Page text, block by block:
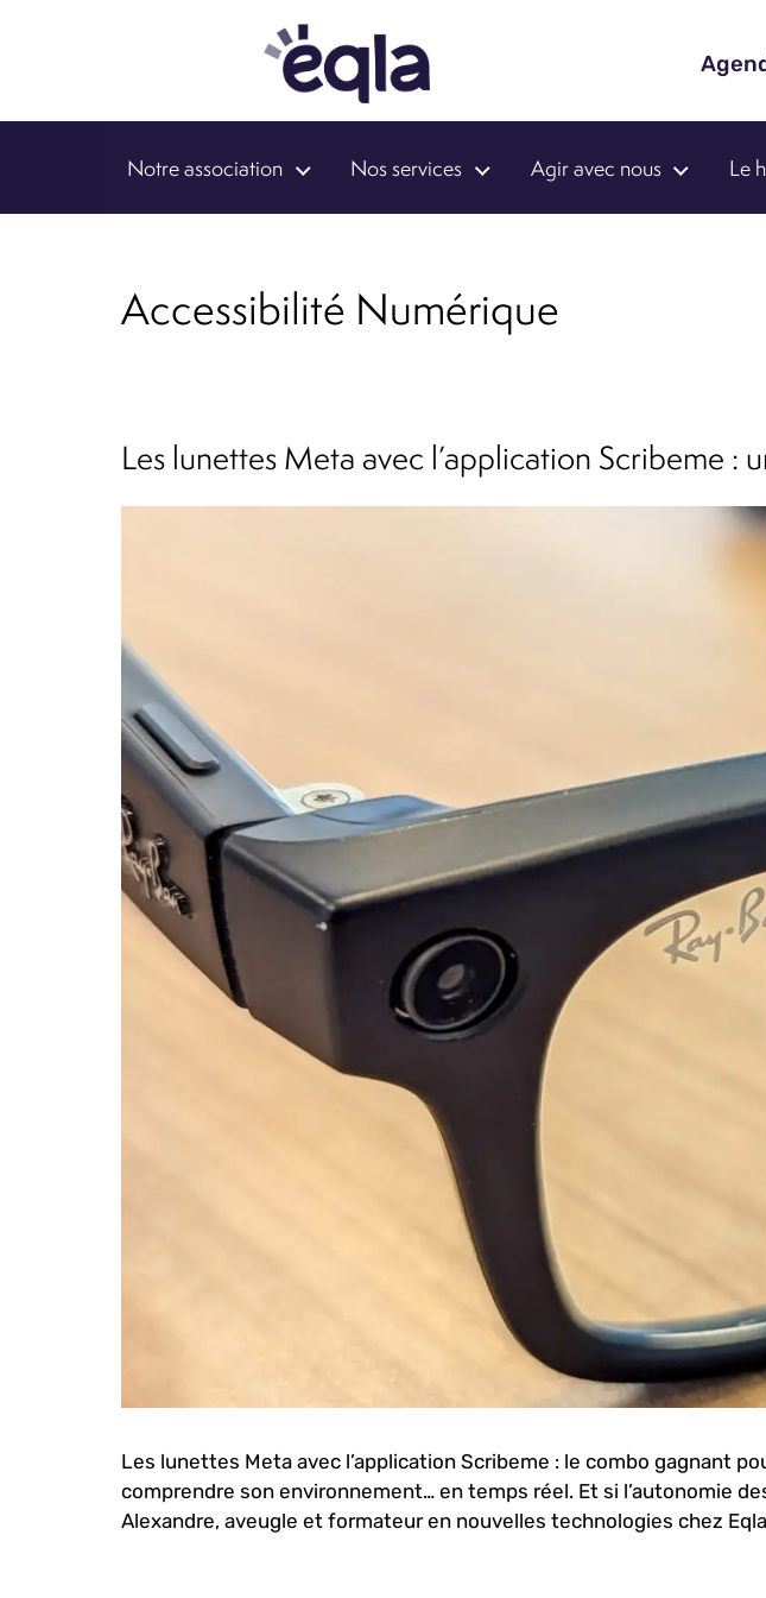
Notre association Nos services Agir avec nous Le
Accessibilité Numérique
Les lunettes Meta avec l’application Scribeme :
Les lunettes Meta avec l’application Scribeme : le combo gagnant
comprendre son environnement… en temps réel. Et si l’autonomie
Alexandre, aveugle et formateur en nouvelles technologies chez